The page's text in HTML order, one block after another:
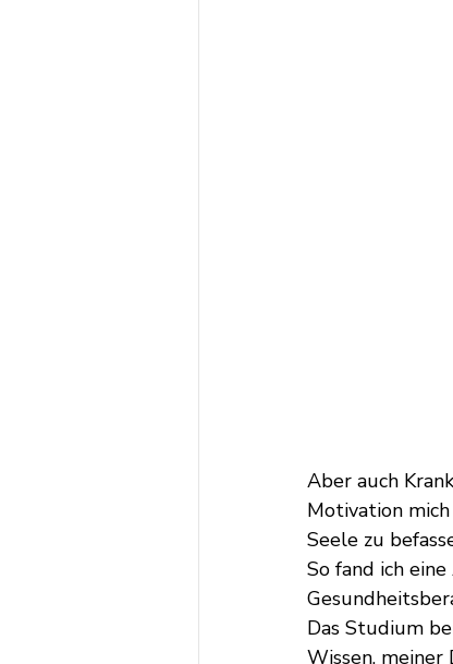
Aber auch
Motivation
Seele zu
So fand ich
Das Studium
Wissen, meiner